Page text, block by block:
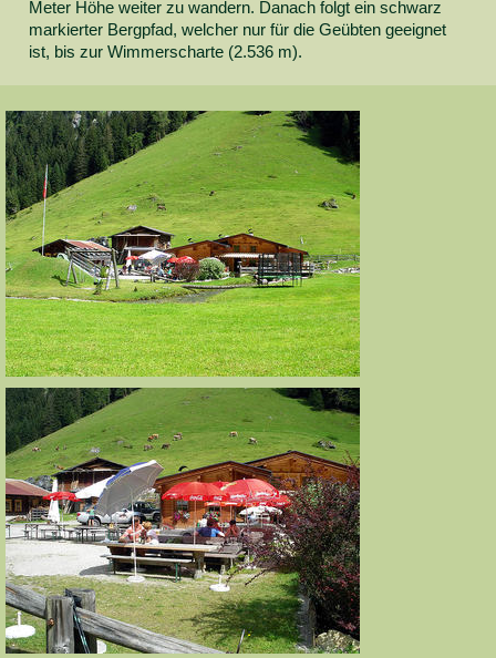
Meter Höhe weiter zu wandern. Danach folgt ein schwarz
markierter Bergpfad, welcher nur für die Geübten geeignet
ist, bis zur Wimmerscharte (2.536 m).